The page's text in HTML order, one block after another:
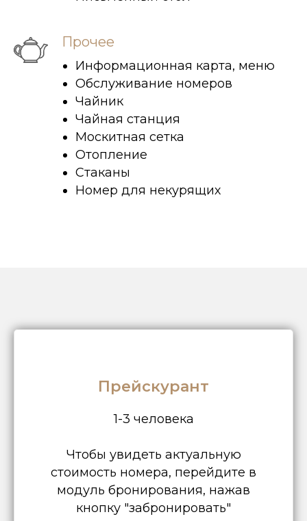
Прочее
Информационная карта, меню
Обслуживание номеров
Чайник
Чайная станция
Москитная сетка
Отопление
Стаканы
Номер для некурящих
Прейскурант
1-3 человека
Чтобы увидеть актуальную
стоимость номера, перейдите в
модуль бронирования, нажав
кнопку "забронировать"